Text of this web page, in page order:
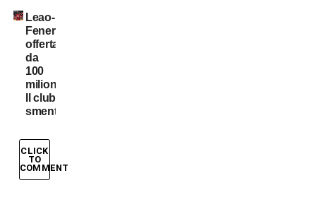
Leao-
Fenerbahce:
offerta
da
100
milioni?
Il club
smentisce
CLICK
TO
COMMENT